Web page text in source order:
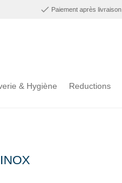
Paiement après livraison
& Hygiène Reductions